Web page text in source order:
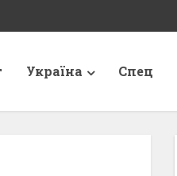
Україна Спец